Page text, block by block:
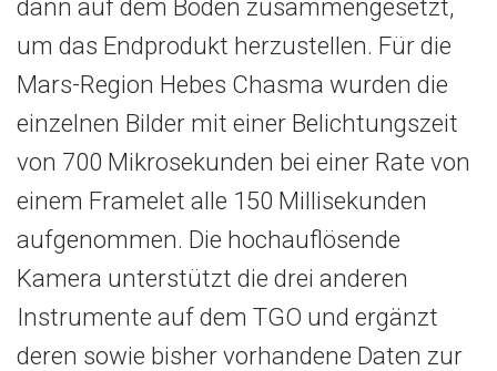
dann auf dem Boden zusammengesetzt,
um das Endprodukt herzustellen. Für die
Mars-Region Hebes Chasma wurden die
einzelnen Bilder mit einer Belichtungszeit
von 700 Mikrosekunden bei einer Rate von
einem Framelet alle 150 Millisekunden
aufgenommen. Die hochauflösende
Kamera unterstützt die drei anderen
Instrumente auf dem TGO und ergänzt
deren sowie bisher vorhandene Daten zur